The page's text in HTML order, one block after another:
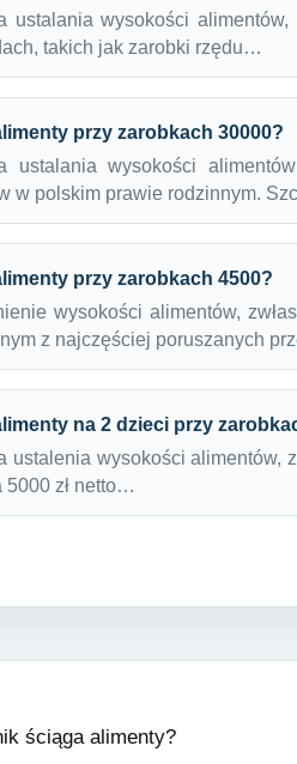
ustalania wysokości
takich jak zarobki rzędu…
przy zarobkach 30000?
ustalania wysokości
w polskim prawie rodzinnym.
przy zarobkach 4500?
wysokości alimentów,
z najczęściej poruszanych
na 2 dzieci przy
ustalenia wysokości alimentów,
5000 zł netto…
ściąga alimenty?